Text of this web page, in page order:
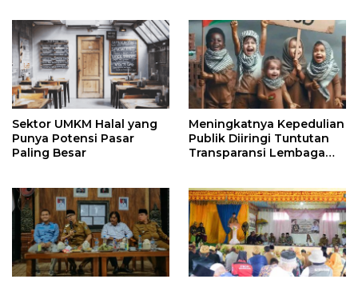
Sektor UMKM Halal yang
Punya Potensi Pasar
Paling Besar
Meningkatnya Kepedulian
Publik Diiringi Tuntutan
Transparansi Lembaga